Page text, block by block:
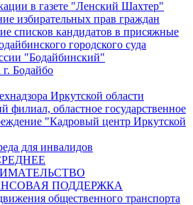
в газете "Ленский Шахтер"
избирательных прав граждан
списков кандидатов в присяжные
городского суда
"Бодайбинский"
Бодайбо
Иркутской области
филиал, областное государственное
"Кадровый центр Иркутской
для инвалидов
ПОДДЕРЖКА
общественного транспорта